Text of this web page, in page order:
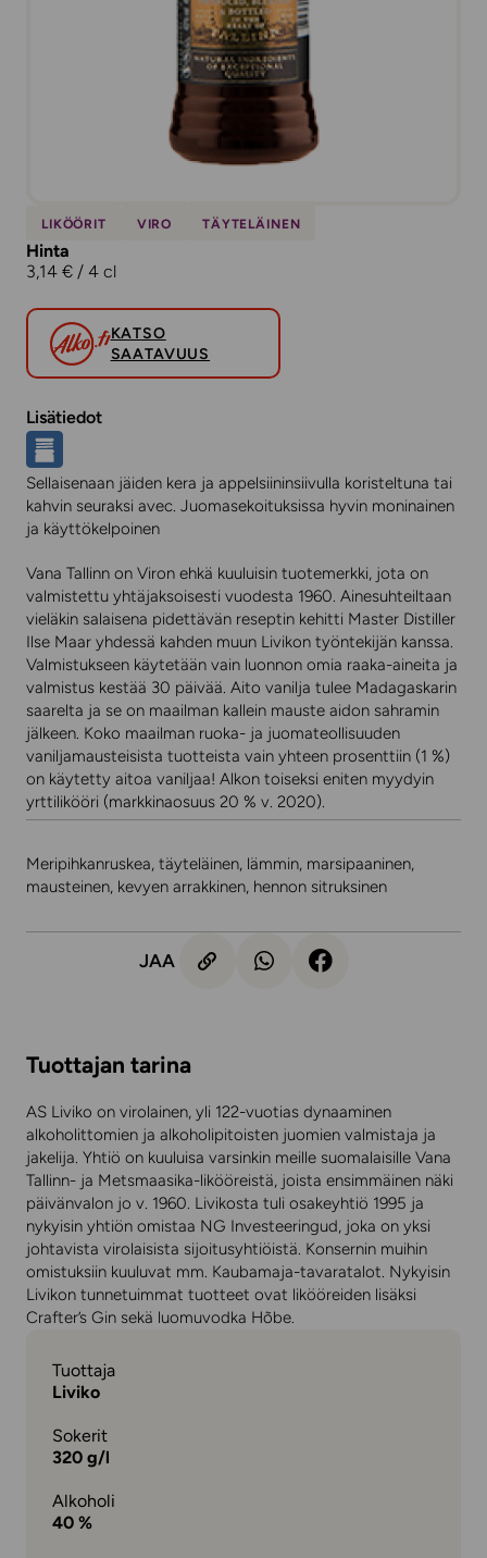
LIKÖÖRIT VIRO TÄYTELÄINEN
Hinta
3,14 € / 4 cl
KATSO
SAATAVUUS
Lisätiedot
Sellaisenaan jäiden kera ja appelsiininsiivulla koristeltuna tai
kahvin seuraksi avec. Juomasekoituksissa hyvin moninainen
ja käyttökelpoinen
Vana Tallinn on Viron ehkä kuuluisin tuotemerkki, jota on
valmistettu yhtäjaksoisesti vuodesta 1960. Ainesuhteiltaan
vieläkin salaisena pidettävän reseptin kehitti Master Distiller
Ilse Maar yhdessä kahden muun Livikon työntekijän kanssa.
Valmistukseen käytetään vain luonnon omia raaka-aineita ja
valmistus kestää 30 päivää. Aito vanilja tulee Madagaskarin
saarelta ja se on maailman kallein mauste aidon sahramin
jälkeen. Koko maailman ruoka- ja juomateollisuuden
vaniljamausteisista tuotteista vain yhteen prosenttiin (1 %)
on käytetty aitoa vaniljaa! Alkon toiseksi eniten myydyin
yrttilikööri (markkinaosuus 20 % v. 2020).
Meripihkanruskea, täyteläinen, lämmin, marsipaaninen,
mausteinen, kevyen arrakkinen, hennon sitruksinen
JAA
Tuottajan tarina
AS Liviko on virolainen, yli 122-vuotias dynaaminen
alkoholittomien ja alkoholipitoisten juomien valmistaja ja
jakelija. Yhtiö on kuuluisa varsinkin meille suomalaisille Vana
Tallinn- ja Metsmaasika-likööreistä, joista ensimmäinen näki
päivänvalon jo v. 1960. Livikosta tuli osakeyhtiö 1995 ja
nykyisin yhtiön omistaa NG Investeeringud, joka on yksi
johtavista virolaisista sijoitusyhtiöistä. Konsernin muihin
omistuksiin kuuluvat mm. Kaubamaja-tavaratalot. Nykyisin
Livikon tunnetuimmat tuotteet ovat likööreiden lisäksi
Crafter’s Gin sekä luomuvodka Hõbe.
Tuottaja
Liviko
Sokerit
320 g/l
Alkoholi
40 %